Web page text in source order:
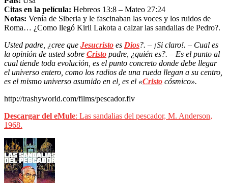
Citas en la película: Hebreos 13:8 – Mateo 27:24
Notas: Venía de Siberia y le fascinaban las voces y los ruidos de
Roma… ¿Como llegó Kiril Lakota a calzar las sandalias de Pedro?.
Usted padre, ¿cree que Jesucristo es Dios?. – ¡Si claro!. – Cual es
la opinión de usted sobre Cristo padre, ¿quién es?. – Es el punto al
cual tiende toda evolución, es el punto concreto donde debe llegar
el universo entero, como los radios de una rueda llegan a su centro,
es el mismo universo asumido en el, es el «Cristo cósmico».
http://trashyworld.com/films/pescador.flv
Descargar del eMule: Las sandalias del pescador, M. Anderson,
1968.